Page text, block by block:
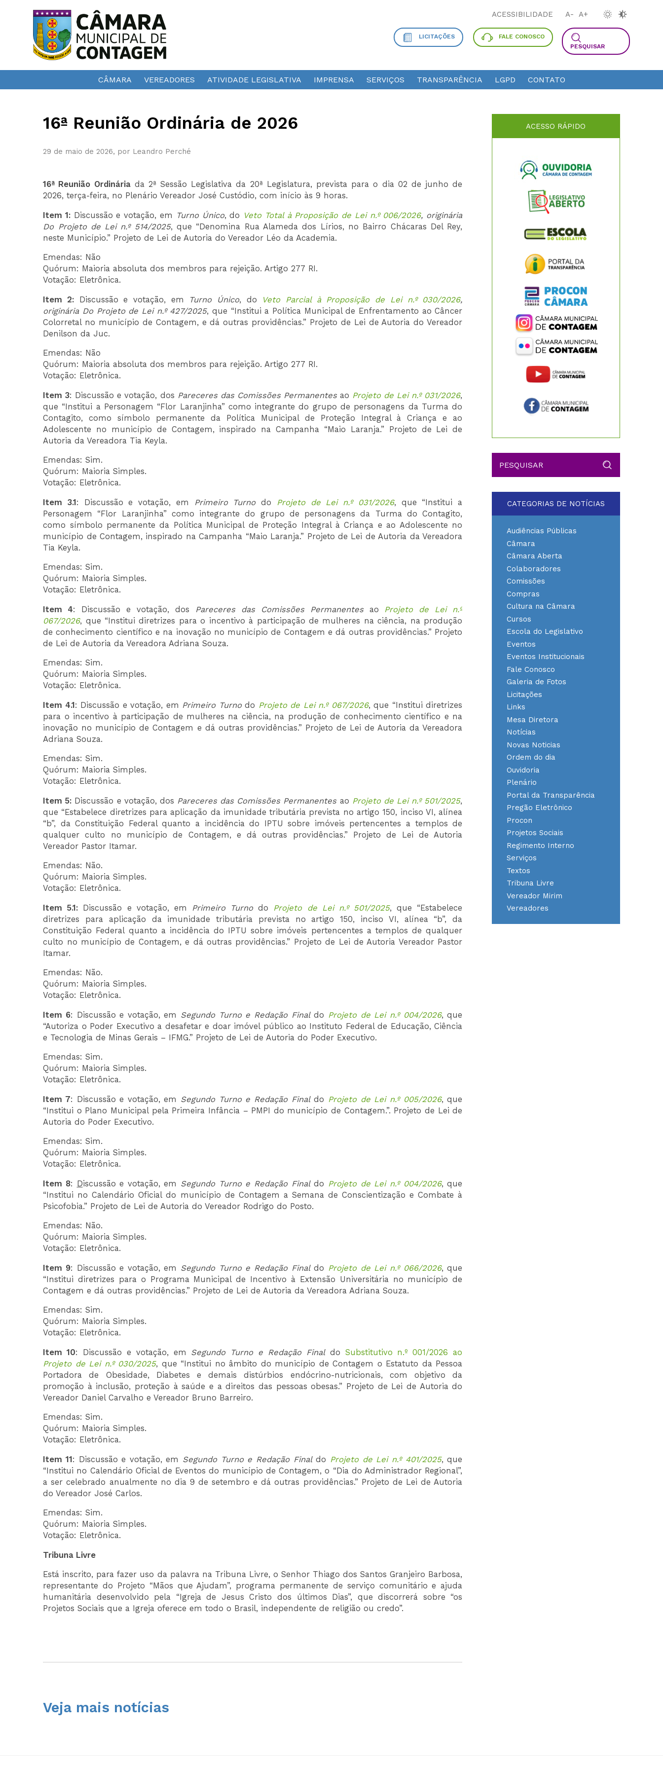
ACESSIBILIDADE A- A+
LICITAÇÕES
FALE CONOSCO
PESQUISAR
CÂMARA VEREADORES ATIVIDADE LEGISLATIVA IMPRENSA SERVIÇOS TRANSPARÊNCIA LGPD CONTATO
16ª Reunião Ordinária de 2026
29 de maio de 2026, por Leandro Perché
16ª Reunião Ordináriada 2ª Sessão Legislativa da 20ª Legislatura, prevista para o dia 02 de junho de
2026, terça-feira, no Plenário Vereador José Custódio, com início às 9 horas.
Item 1:Discussão e votação, em Turno Único, do Veto Total à Proposição de Lei n.º 006/2026, originária
Do Projeto de Lei n.º 514/2025, que “Denomina Rua Alameda dos Lírios, no Bairro Chácaras Del Rey,
neste Município.” Projeto de Lei de Autoria do Vereador Léo da Academia.
Emendas: Não
Quórum: Maioria absoluta dos membros para rejeição. Artigo 277 RI.
Votação: Eletrônica.
Item 2:Discussão e votação, em Turno Único, do Veto Parcial à Proposição de Lei n.º 030/2026,
originária Do Projeto de Lei n.º 427/2025, que “Institui a Política Municipal de Enfrentamento ao Câncer
Colorretal no município de Contagem, e dá outras providências.” Projeto de Lei de Autoria do Vereador
Denilson da Juc.
Emendas: Não
Quórum: Maioria absoluta dos membros para rejeição. Artigo 277 RI.
Votação: Eletrônica.
Item 3: Discussão e votação, dos Pareceres das Comissões Permanentes ao Projeto de Lei n.º 031/2026,
que “Institui a Personagem “Flor Laranjinha” como integrante do grupo de personagens da Turma do
Contagito, como símbolo permanente da Política Municipal de Proteção Integral à Criança e ao
Adolescente no município de Contagem, inspirado na Campanha “Maio Laranja.” Projeto de Lei de
Autoria da Vereadora Tia Keyla.
Emendas: Sim.
Quórum: Maioria Simples.
Votação: Eletrônica.
Item 3.1: Discussão e votação, em Primeiro Turno do Projeto de Lei n.º 031/2026, que “Institui a
Personagem “Flor Laranjinha” como integrante do grupo de personagens da Turma do Contagito,
como símbolo permanente da Política Municipal de Proteção Integral à Criança e ao Adolescente no
município de Contagem, inspirado na Campanha “Maio Laranja.” Projeto de Lei de Autoria da Vereadora
Tia Keyla.
Emendas: Sim.
Quórum: Maioria Simples.
Votação: Eletrônica.
Item 4: Discussão e votação, dos Pareceres das Comissões Permanentes ao Projeto de Lei n.º
067/2026, que “Institui diretrizes para o incentivo à participação de mulheres na ciência, na produção
de conhecimento científico e na inovação no município de Contagem e dá outras providências.” Projeto
de Lei de Autoria da Vereadora Adriana Souza.
Emendas: Sim.
Quórum: Maioria Simples.
Votação: Eletrônica.
Item 4.1: Discussão e votação, em Primeiro Turnodo Projeto de Lei n.º 067/2026, que “Institui diretrizes
para o incentivo à participação de mulheres na ciência, na produção de conhecimento científico e na
inovação no município de Contagem e dá outras providências.” Projeto de Lei de Autoria da Vereadora
Adriana Souza.
Emendas: Sim.
Quórum: Maioria Simples.
Votação: Eletrônica.
Item 5: Discussão e votação, dos Pareceres das Comissões Permanentes ao Projeto de Lei n.º 501/2025,
que “Estabelece diretrizes para aplicação da imunidade tributária prevista no artigo 150, inciso VI, alínea
“b”, da Constituição Federal quanto a incidência do IPTU sobre imóveis pertencentes a templos de
qualquer culto no município de Contagem, e dá outras providências.” Projeto de Lei de Autoria
Vereador Pastor Itamar.
Emendas: Não.
Quórum: Maioria Simples.
Votação: Eletrônica.
Item 5.1: Discussão e votação, em Primeiro Turno do Projeto de Lei n.º 501/2025, que “Estabelece
diretrizes para aplicação da imunidade tributária prevista no artigo 150, inciso VI, alínea “b”, da
Constituição Federal quanto a incidência do IPTU sobre imóveis pertencentes a templos de qualquer
culto no município de Contagem, e dá outras providências.” Projeto de Lei de Autoria Vereador Pastor
Itamar.
Emendas: Não.
Quórum: Maioria Simples.
Votação: Eletrônica.
Item 6: Discussão e votação, em Segundo Turno e Redação Finaldo Projeto de Lei n.º 004/2026, que
“Autoriza o Poder Executivo a desafetar e doar imóvel público ao Instituto Federal de Educação, Ciência
e Tecnologia de Minas Gerais – IFMG.” Projeto de Lei de Autoria do Poder Executivo.
Emendas: Sim.
Quórum: Maioria Simples.
Votação: Eletrônica.
Item 7: Discussão e votação, em Segundo Turno e Redação Finaldo Projeto de Lei n.º 005/2026, que
“Institui o Plano Municipal pela Primeira Infância – PMPI do município de Contagem.”. Projeto de Lei de
Autoria do Poder Executivo.
Emendas: Sim.
Quórum: Maioria Simples.
Votação: Eletrônica.
Item 8: Discussão e votação, em Segundo Turno e Redação Finaldo Projeto de Lei n.º 004/2026, que
“Institui no Calendário Oficial do município de Contagem a Semana de Conscientização e Combate à
Psicofobia.” Projeto de Lei de Autoria do Vereador Rodrigo do Posto.
Emendas: Não.
Quórum: Maioria Simples.
Votação: Eletrônica.
Item 9: Discussão e votação, em Segundo Turno e Redação Finaldo Projeto de Lei n.º 066/2026, que
“Institui diretrizes para o Programa Municipal de Incentivo à Extensão Universitária no município de
Contagem e dá outras providências.” Projeto de Lei de Autoria da Vereadora Adriana Souza.
Emendas: Sim.
Quórum: Maioria Simples.
Votação: Eletrônica.
Item 10: Discussão e votação, em Segundo Turno e Redação Finaldo Substitutivo n.º 001/2026 ao
Projeto de Lei n.º 030/2025, que “Institui no âmbito do município de Contagem o Estatuto da Pessoa
Portadora de Obesidade, Diabetes e demais distúrbios endócrino-nutricionais, com objetivo da
promoção à inclusão, proteção à saúde e a direitos das pessoas obesas.” Projeto de Lei de Autoria do
Vereador Daniel Carvalho e Vereador Bruno Barreiro.
Emendas: Sim.
Quórum: Maioria Simples.
Votação: Eletrônica.
Item 11: Discussão e votação, em Segundo Turno e Redação Finaldo Projeto de Lei n.º 401/2025, que
“Institui no Calendário Oficial de Eventos do município de Contagem, o “Dia do Administrador Regional”,
a ser celebrado anualmente no dia 9 de setembro e dá outras providências.” Projeto de Lei de Autoria
do Vereador José Carlos.
Emendas: Sim.
Quórum: Maioria Simples.
Votação: Eletrônica.
Tribuna Livre
Está inscrito, para fazer uso da palavra na Tribuna Livre, o Senhor Thiago dos Santos Granjeiro Barbosa,
representante do Projeto “Mãos que Ajudam”, programa permanente de serviço comunitário e ajuda
humanitária desenvolvido pela “Igreja de Jesus Cristo dos últimos Dias”, que discorrerá sobre “os
Projetos Sociais que a Igreja oferece em todo o Brasil, independente de religião ou credo”.
ACESSO RÁPIDO
CATEGORIAS DE NOTÍCIAS
Audiências Públicas
Câmara
Câmara Aberta
Colaboradores
Comissões
Compras
Cultura na Câmara
Cursos
Escola do Legislativo
Eventos
Eventos Institucionais
Fale Conosco
Galeria de Fotos
Licitações
Links
Mesa Diretora
Notícias
Novas Noticias
Ordem do dia
Ouvidoria
Plenário
Portal da Transparência
Pregão Eletrônico
Procon
Projetos Sociais
Regimento Interno
Serviços
Textos
Tribuna Livre
Vereador Mirim
Vereadores
Veja mais notícias